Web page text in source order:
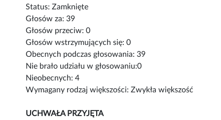
Status: Zamknięte
Głosów za: 39
Głosów przeciw: 0
Głosów wstrzymujących się: 0
Obecnych podczas głosowania: 39
Nie brało udziału w głosowaniu:0
Nieobecnych: 4
Wymagany rodzaj większości: Zwykła większość
UCHWAŁA PRZYJĘTA